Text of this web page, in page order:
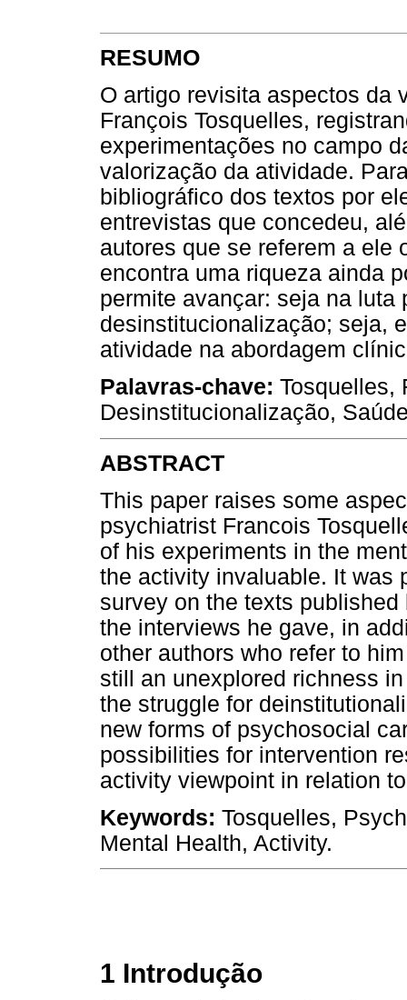
RESUMO
O artigo revisita aspectos da
François Tosquelles,
experimentações no campo
valorização da atividade.
bibliográfico dos textos por
entrevistas que concedeu,
autores que se referem a ele
encontra uma riqueza ainda
permite avançar: seja na luta
desinstitucionalização; seja,
atividade na abordagem
Palavras-chave: Tosquelles,
Desinstitucionalização,
ABSTRACT
This paper raises some
psychiatrist Francois
of his experiments in the
the activity invaluable. It was
survey on the texts
the interviews he gave, in
other authors who refer to
still an unexplored richness
the struggle for
new forms of psychosocial
possibilities for intervention
activity viewpoint in relation
Keywords: Tosquelles,
Mental Health, Activity.
1 Introdução